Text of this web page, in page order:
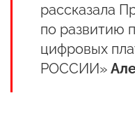
рассказала
по развитию
цифровых
РОССИИ»